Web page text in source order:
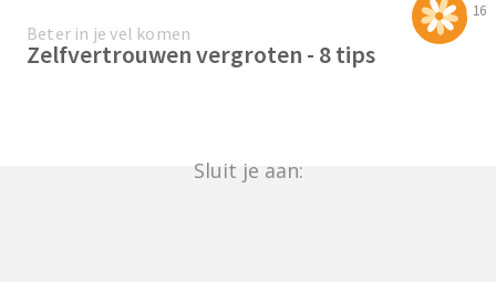
16
Beter in je vel komen
Zelfvertrouwen vergroten - 8 tips
Sluit je aan: